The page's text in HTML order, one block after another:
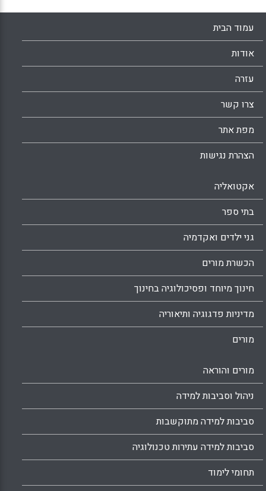
עמוד הבית
אודות
עזרה
צרו קשר
מפת אתר
הצהרת נגישות
אקטואליה
בתי ספר
גני ילדים ואקדמיה
הכשרת מורים
חינוך מיוחד ופסיכולוגיה בחינוך
מדיניות פדגוגיה ותיאוריה
מורים
מורים והוראה
ניהול וסביבות למידה
סביבות למידה מתוקשבות
סביבות למידה עתירות טכנולוגיה
תחומי לימוד